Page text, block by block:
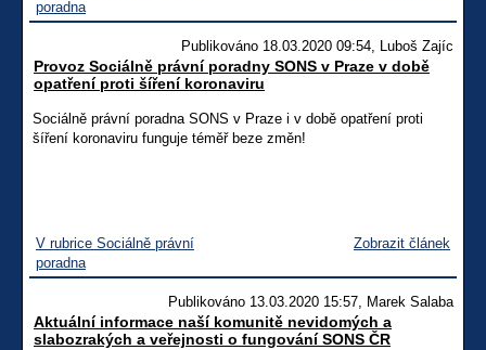
poradna
Publikováno 18.03.2020 09:54, Luboš Zajíc
Provoz Sociálně právní poradny SONS v Praze v době
opatření proti šíření koronaviru
Sociálně právní poradna SONS v Praze i v době opatření proti
šíření koronaviru funguje téměř beze změn!
V rubrice Sociálně právní
poradna
Zobrazit článek
Publikováno 13.03.2020 15:57, Marek Salaba
Aktuální informace naší komunitě nevidomých a
slabozrakých a veřejnosti o fungování SONS ČR